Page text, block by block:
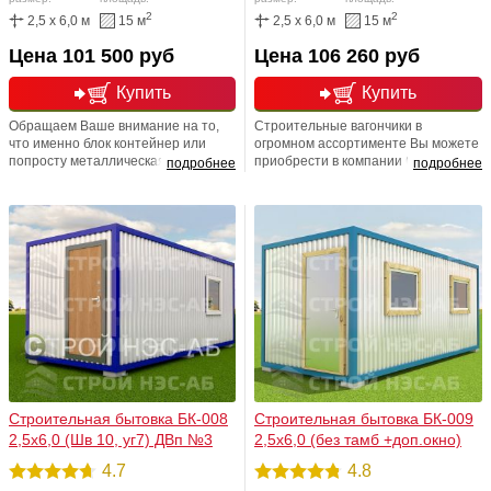
2,5 x 6,0 м 15 м2
Купить
Цена 101 500 руб
подробнее
Обращаем Ваше внимание на то,
что именно блок контейнер или
попросту металлическая бытовка
здания различного
функционального назначения:
жилой блок, офисное здание,
столовая, медпункт, магазин, кафе,
офис, вахтовый и строительный
городок, посты-охраны,
санитарные, модульные
контейнера.
2,5 x 6,0 м 15 м2
Купить
Цена 106 260 руб
подробнее
Строительные вагончики в
огромном ассортименте Вы можете
приобрести в компании Строй
индивидуальному проекту. Вы
можете заказать именно то, что
нужно именно вам: модульные
дома, дома -бытовки, дома
-времянки, бытовки -всегда в
наличии!
Строительная бытовка БК-008
2,5х6,0 (Шв 10, уг7) ДВп №3
4.7
Строительная бытовка БК-009
2,5х6,0 (без тамб +доп.окно)
4.8